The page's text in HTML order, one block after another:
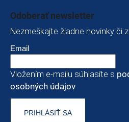
Odoberať newsletter
Nezmeškajte žiadne novinky či
Email
Vložením e-mailu súhlasíte s
osobných údajov
PRIHLÁSIŤ SA